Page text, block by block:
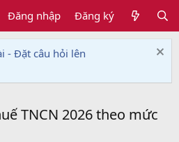
Đăng nhập Đăng ký
- Đặt câu hỏi lên
TNCN 2026 theo mức